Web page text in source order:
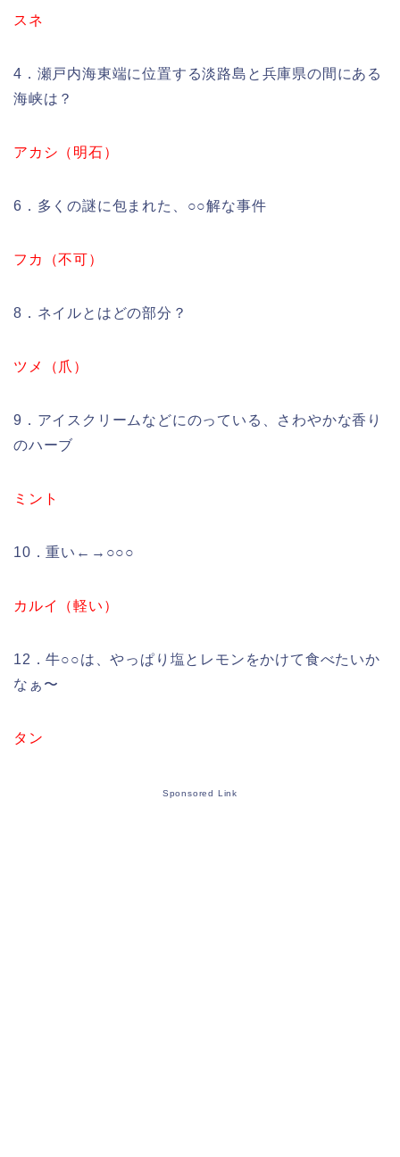
スネ
4．瀬戸内海東端に位置する淡路島と兵庫県の間にある
海峡は？
アカシ（明石）
6．多くの謎に包まれた、○○解な事件
フカ（不可）
8．ネイルとはどの部分？
ツメ（爪）
9．アイスクリームなどにのっている、さわやかな香り
のハーブ
ミント
10．重い←→○○○
カルイ（軽い）
12．牛○○は、やっぱり塩とレモンをかけて食べたいか
なぁ〜
タン
Sponsored Link